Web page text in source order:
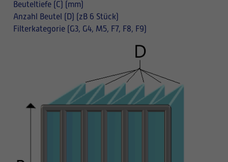
Beuteltiefe (C) (mm)
Anzahl Beutel (D) (zB 6 Stück)
Filterkategorie (G3, G4, M5, F7, F8, F9)